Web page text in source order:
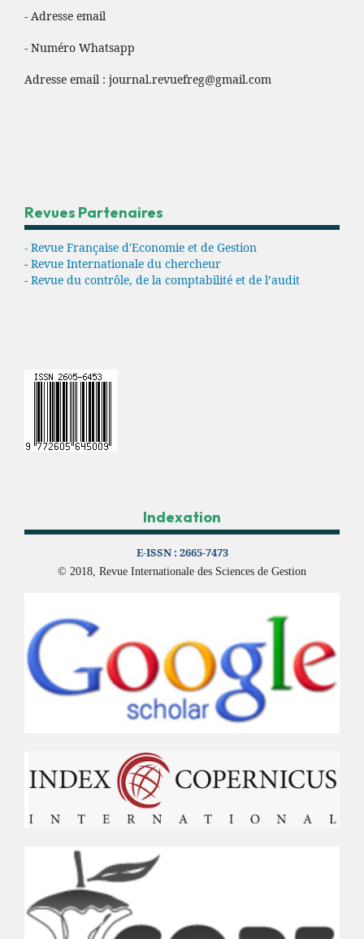
- Adresse email
- Numéro Whatsapp
Adresse email : journal.revuefreg@gmail.com
Revues Partenaires
- Revue Française d'Economie et de Gestion
- Revue Internationale du chercheur
- Revue du contrôle, de la comptabilité et de l’audit
Indexation
E-ISSN : 2665-7473
© 2018, Revue Internationale des Sciences de Gestion